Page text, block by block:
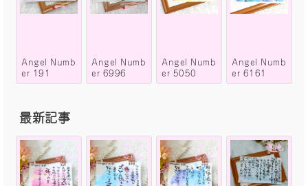
Angel Numb
er 191
Angel Numb
er 6996
Angel Numb
er 5050
Angel Numb
er 6161
最新記事